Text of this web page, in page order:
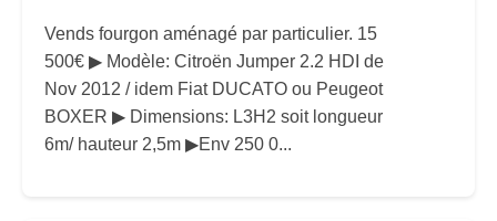
Vends fourgon aménagé par particulier. 15
500€ ▶ Modèle: Citroën Jumper 2.2 HDI de
Nov 2012 / idem Fiat DUCATO ou Peugeot
BOXER ▶ Dimensions: L3H2 soit longueur
6m/ hauteur 2,5m ▶Env 250 0...